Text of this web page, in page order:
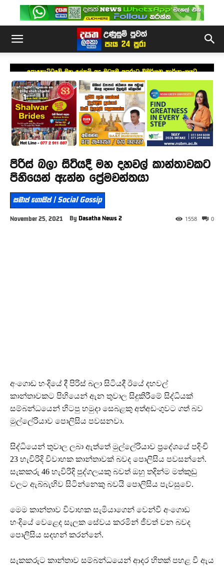
පොහොට්ටුවේ මහ ලේකම් අද මධ්‍යම අපරාධ විමර්ශන කාර්යාංශයට
පිරිස් බලා සිටියදී මහ දහවල් කාන්තාවකට
පිහියෙන් ඇන්න ප්‍රේමවන්තයා
සමාජ ගොසිප් | Social Gossip
November 25, 2021 By Dasatha News 2 0
1558
අංගොඩ හංදියේ දී පිරිස් බලා සිටියදී ඊයේ දහවල්
කාන්තාවකට පිහියෙන් ඇන තුවාල සිදුකිරීමේ සිද්ධියක්
සම්බන්ධයෙන් හිටපු හමුදා සෙබළකු අත්අඩංගුවට ගත් බව
මුල්ලේරියාව පොලිසිය පවසනවා.
සිද්ධියෙන් තුවාල ලබා ඇත්තේ මුල්ලේරියාව ප්‍රදේශයේ පදිංචි
23 හැවිරිදි විවාහක කාන්තාවක් බවද පොලිසිය පවසන්නේ.
සැකකරු 46 හැවිරිදි පුද්ගලයකු බවත් ඔහු තදින්ම මත්කුඩු
වලට ඇබ්බැහිව සිටින්නෙකු බවයි පොලිසිය පැවසුවේ.
මෙම කාන්තාව විවාහක සැමියාගෙන් වෙන්වී අංගොඩ
හංදියේ වෙළෙද සැලක සේවය කරමින් ජීවත් වන බවද
පොලිසිය සදහන් කරන්නේ.
සැකකරුට කාන්තාව සම්බන්ධයෙන් ආදර හිතක් පහළ වී ඇය